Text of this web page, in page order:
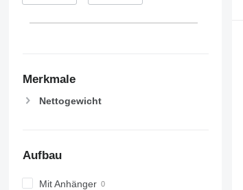
Merkmale
Nettogewicht
Aufbau
Mit Anhänger